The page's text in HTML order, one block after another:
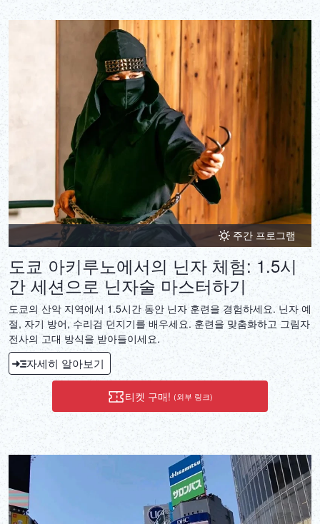
주간 프로그램
도쿄 아키루노에서의 닌자 체험: 1.5시
간 세션으로 닌자술 마스터하기
도쿄의 산악 지역에서 1.5시간 동안 닌자 훈련을 경험하세요. 닌자 예
절, 자기 방어, 수리검 던지기를 배우세요. 훈련을 맞춤화하고 그림자
전사의 고대 방식을 받아들이세요.
자세히 알아보기
티켓 구매! (외부 링크)